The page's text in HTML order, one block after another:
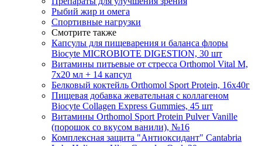
Рыбий жир и омега
Спортивные нагрузки
Смотрите также
Капсулы для пищеварения и баланса флоры
Biocyte MICROBIOTE DIGESTION, 30 шт
Витамины питьевые от стресса Orthomol Vital M,
7х20 мл + 14 капсул
Белковый коктейль Orthomol Sport Protein, 16х40г
Пищевая добавка жевательная с коллагеном
Biocyte Collagen Express Gummies, 45 шт
Витамины Orthomol Sport Protein Pulver Vanille
(порошок со вкусом ванили), №16
Комплексная защита "Антиоксидант" Cantabria